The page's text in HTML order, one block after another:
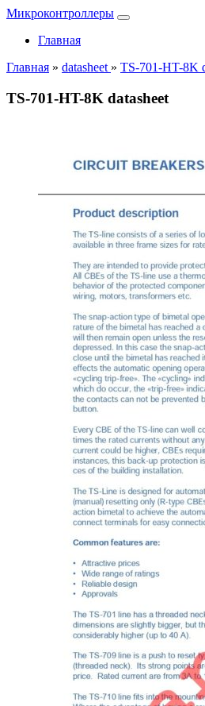
Микроконтроллеры
Главная
Главная » datasheet » TS-701-HT-8K
TS-701-HT-8K datasheet